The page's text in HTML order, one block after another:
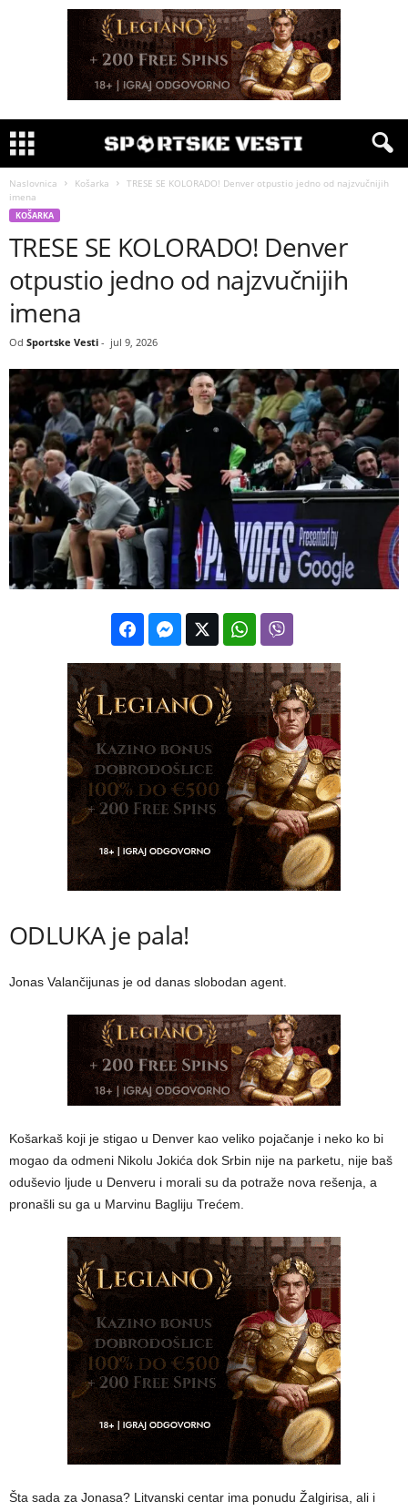
Naslovnica Košarka
TRESE SE KOLORADO! Denver otpustio jedno od najzvučnijih
imena
KOŠARKA
TRESE SE KOLORADO! Denver
otpustio jedno od najzvučnijih
imena
Od Sportske Vesti - jul 9, 2026
ODLUKA je pala!
Jonas Valančijunas je od danas slobodan agent.
Košarkaš koji je stigao u Denver kao veliko pojačanje i neko ko bi
mogao da odmeni Nikolu Jokića dok Srbin nije na parketu, nije baš
oduševio ljude u Denveru i morali su da potraže nova rešenja, a
pronašli su ga u Marvinu Bagliju Trećem.
Šta sada za Jonasa? Litvanski centar ima ponudu Žalgirisa, ali i